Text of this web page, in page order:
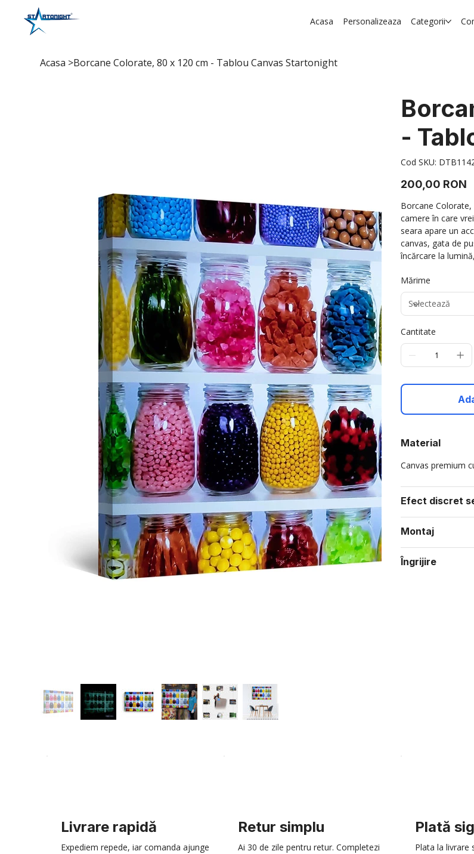
Acasa Personalizeaza Categorii
Acasa >Borcane Colorate, 80 x 120 cm - Tablou Canvas Startonight
-
Cod SKU: Cod
SKU
Preț
200,00 RON
Borcane
camere în care
seara apare un
canvas, gata de
încărcare la
Mărime
Cantitate
Material
Canvas premium
Efect discret
Montaj
Îngrijire
Livrare rapidă
Expediem repede, iar comanda ajunge
Retur simplu
Ai 30 de zile pentru retur. Completezi
Plată
Plata la livrare